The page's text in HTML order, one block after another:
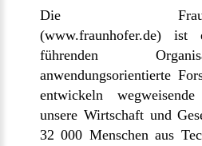
Die Fraunhofer-
(www.fraunhofer.de) ist
führenden
anwendungsorientierte
entwickeln
unsere Wirtschaft und
32 000 Menschen aus